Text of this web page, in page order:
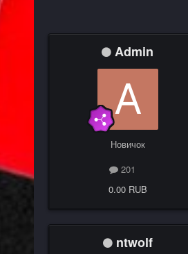
Admin
Новичок
201
0.00 RUB
ntwolf